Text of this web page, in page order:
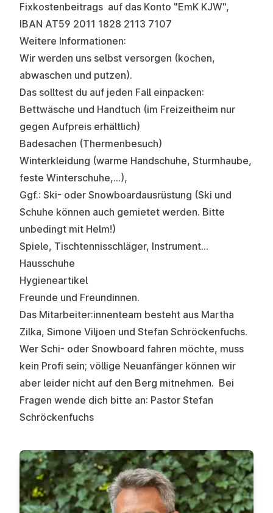
Fixkostenbeitrags auf das Konto "EmK KJW",
IBAN AT59 2011 1828 2113 7107
Weitere Informationen:
Wir werden uns selbst versorgen (kochen,
abwaschen und putzen).
Das solltest du auf jeden Fall einpacken:
Bettwäsche und Handtuch (im Freizeitheim nur
gegen Aufpreis erhältlich)
Badesachen (Thermenbesuch)
Winterkleidung (warme Handschuhe, Sturmhaube,
feste Winterschuhe,…),
Ggf.: Ski- oder Snowboardausrüstung (Ski und
Schuhe können auch gemietet werden. Bitte
unbedingt mit Helm!)
Spiele, Tischtennisschläger, Instrument…
Hausschuhe
Hygieneartikel
Freunde und Freundinnen.
Das Mitarbeiter:innenteam besteht aus Martha
Zilka, Simone Viljoen und Stefan Schröckenfuchs.
Wer Schi- oder Snowboard fahren möchte, muss
kein Profi sein; völlige Neuanfänger können wir
aber leider nicht auf den Berg mitnehmen. Bei
Fragen wende dich bitte an: Pastor Stefan
Schröckenfuchs